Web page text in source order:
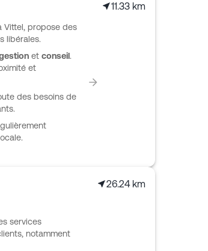
Vittel, propose des
libérales.
et conseil.
et
des besoins de
11.33 km
services
notamment
26.24 km